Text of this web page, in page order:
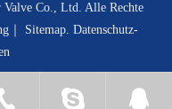
Valve Co., Ltd. Alle Rechte
Sitemap. Datenschutz-